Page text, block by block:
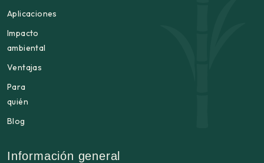
Aplicaciones
Impacto
ambiental
Ventajas
Para
quién
Blog
Información general